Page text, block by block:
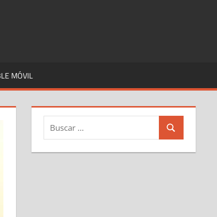
MÓVIL
Buscar:
Buscar